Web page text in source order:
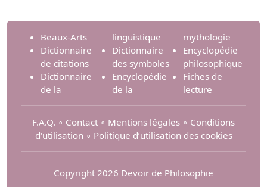
Beaux-Arts
Dictionnaire
de citations
Dictionnaire
de la
linguistique
Dictionnaire
des symboles
Encyclopédie
de la
mythologie
Encyclopédie
philosophique
Fiches de
lecture
F.A.Q. ∘ Contact ∘ Mentions légales ∘ Conditions
d'utilisation ∘ Politique d’utilisation des cookies
Copyright 2026 Devoir de Philosophie